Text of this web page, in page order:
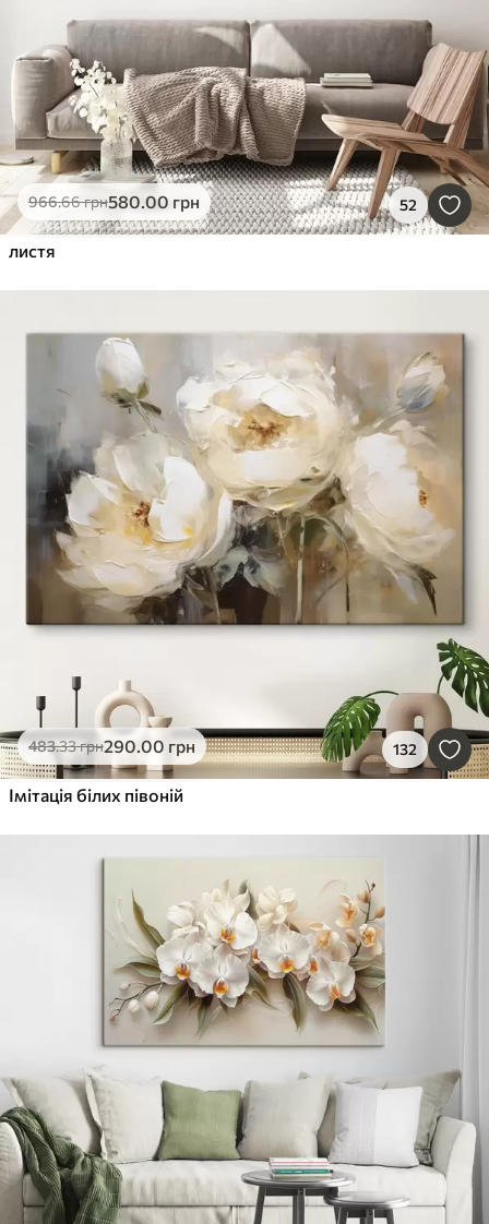
966.66грн580.00 грн 52
листя
483.33грн290.00 грн 132
Імітація білих півоній